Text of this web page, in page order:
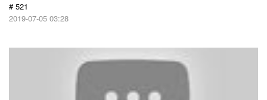
# 521
2019-07-05 03:28